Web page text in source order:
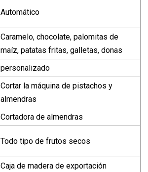
Automático
Caramelo, chocolate, palomitas de
maíz, patatas fritas, galletas, donas
personalizado
Cortar la máquina de pistachos y
almendras
Cortadora de almendras
Todo tipo de frutos secos
Caja de madera de exportación